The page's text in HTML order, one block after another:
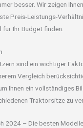
besser. Wir zeigen
Preis-Leistungs-
für Ihr Budget finden.
sind ein wichtiger
Vergleich
Ihnen ein vollständiges
Traktorsitze zu
2024 – Die besten